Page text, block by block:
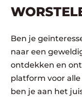
Ben je
naar een
ontdekken en
platform voor
ben je aan het